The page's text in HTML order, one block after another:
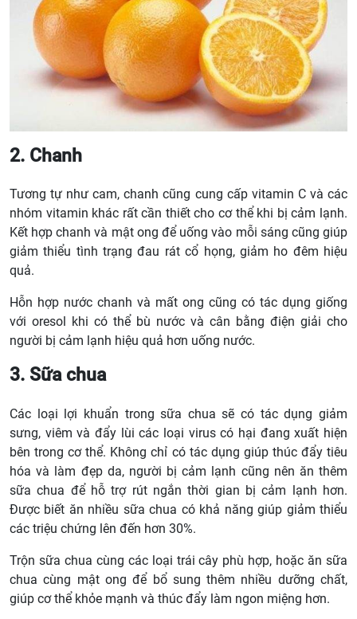
2. Chanh
Tương tự như cam, chanh cũng cung cấp vitamin C và các
nhóm vitamin khác rất cần thiết cho cơ thể khi bị cảm lạnh.
Kết hợp chanh và mật ong để uống vào mỗi sáng cũng giúp
giảm thiểu tình trạng đau rát cổ họng, giảm ho đêm hiệu
quả.
Hỗn hợp nước chanh và mất ong cũng có tác dụng giống
với oresol khi có thể bù nước và cân bằng điện giải cho
người bị cảm lạnh hiệu quả hơn uống nước.
3. Sữa chua
Các loại lợi khuẩn trong sữa chua sẽ có tác dụng giảm
sưng, viêm và đẩy lùi các loại virus có hại đang xuất hiện
bên trong cơ thể. Không chỉ có tác dụng giúp thúc đẩy tiêu
hóa và làm đẹp da, người bị cảm lạnh cũng nên ăn thêm
sữa chua để hỗ trợ rút ngắn thời gian bị cảm lạnh hơn.
Được biết ăn nhiều sữa chua có khả năng giúp giảm thiểu
các triệu chứng lên đến hơn 30%.
Trộn sữa chua cùng các loại trái cây phù hợp, hoặc ăn sữa
chua cùng mật ong để bổ sung thêm nhiều dưỡng chất,
giúp cơ thể khỏe mạnh và thúc đẩy làm ngon miệng hơn.